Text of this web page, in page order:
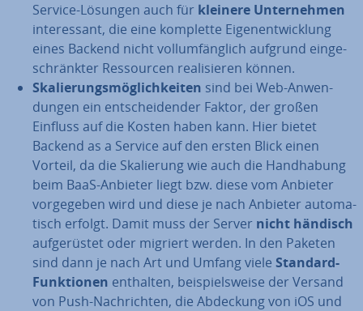
Service-Lösungen auch für kleinere Un­ter­neh­men
in­ter­es­sant, die eine komplette Ei­gen­ent­wick­lung
eines Backend nicht voll­um­fäng­lich aufgrund ein­ge­
schränk­ter Res­sour­cen rea­li­sie­ren können.
Ska­lie­rungs­mög­lich­kei­ten sind bei Web-An­wen­
dun­gen ein ent­schei­den­der Faktor, der großen
Einfluss auf die Kosten haben kann. Hier bietet
Backend as a Service auf den ersten Blick einen
Vorteil, da die Ska­lie­rung wie auch die Hand­ha­bung
beim BaaS-Anbieter liegt bzw. diese vom Anbieter
vor­ge­ge­ben wird und diese je nach Anbieter au­to­ma­
tisch erfolgt. Damit muss der Server nicht händisch
auf­ge­rüs­tet oder migriert werden. In den Paketen
sind dann je nach Art und Umfang viele Standard-
Funk­tio­nen enthalten, bei­spiels­wei­se der Versand
von Push-Nach­rich­ten, die Abdeckung von iOS und